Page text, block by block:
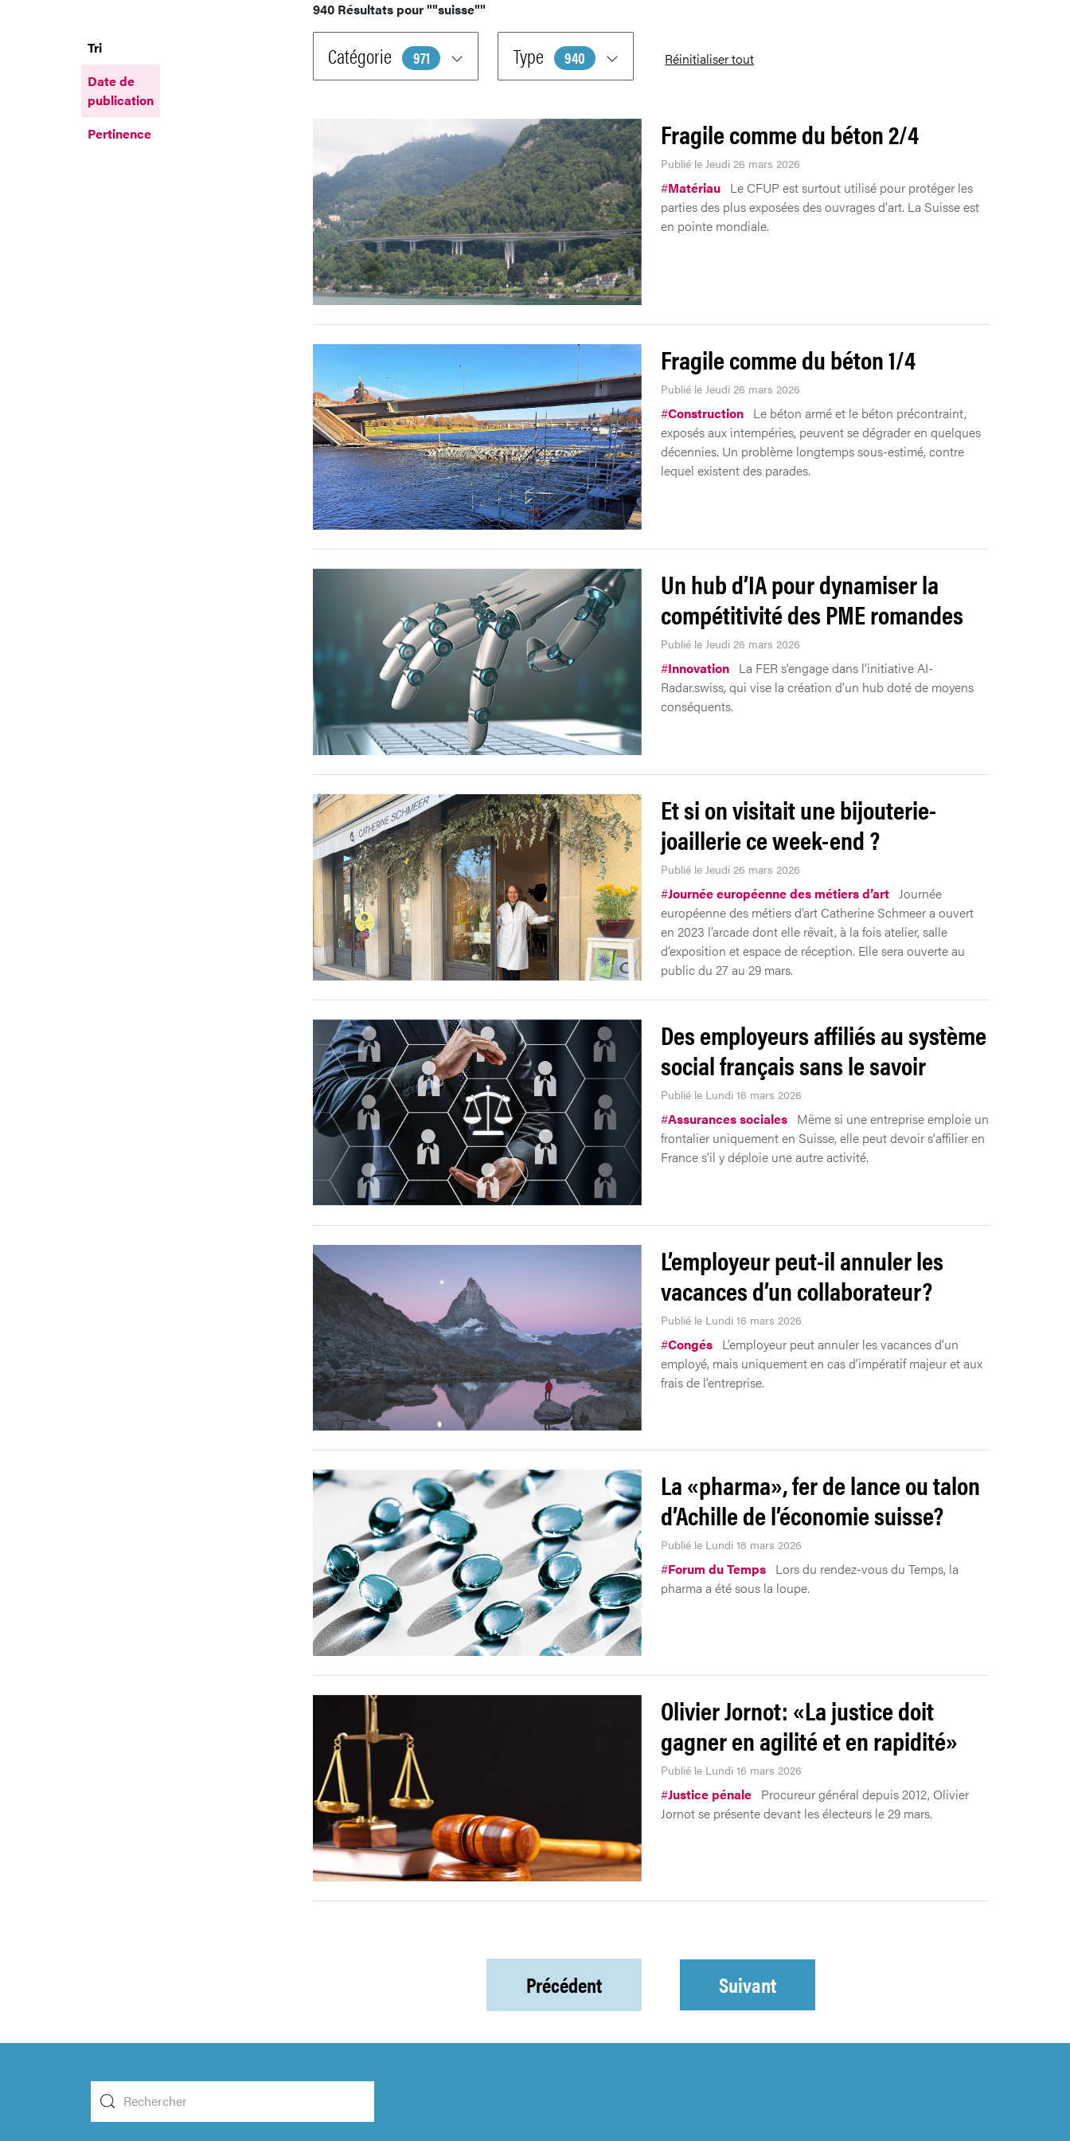
940 Résultats pour""suisse""
Tri
Date de
publication
Pertinence
Catégorie 971 Type 940 Réinitialiser tout
Fragile comme du béton 2/4
Publié le Jeudi 26 mars 2026
#Matériau Le CFUP est surtout utilisé pour protéger les
parties des plus exposées des ouvrages d'art. La Suisse est
en pointe mondiale.
Fragile comme du béton 1/4
Publié le Jeudi 26 mars 2026
#Construction Le béton armé et le béton précontraint,
exposés aux intempéries, peuvent se dégrader en quelques
décennies. Un problème longtemps sous-estimé, contre
lequel existent des parades.
Un hub d’IA pour dynamiser la
compétitivité des PME romandes
Publié le Jeudi 26 mars 2026
#Innovation La FER s’engage dans l’initiative AI-
Radar.swiss, qui vise la création d’un hub doté de moyens
conséquents.
Et si on visitait une bijouterie-
joaillerie ce week-end ?
Publié le Jeudi 26 mars 2026
#Journée européenne des métiers d’art Journée
européenne des métiers d’art Catherine Schmeer a ouvert
en 2023 l’arcade dont elle rêvait, à la fois atelier, salle
d’exposition et espace de réception. Elle sera ouverte au
public du 27 au 29 mars.
Des employeurs affiliés au système
social français sans le savoir
Publié le Lundi 16 mars 2026
#Assurances sociales Même si une entreprise emploie un
frontalier uniquement en Suisse, elle peut devoir s'affilier en
France s'il y déploie une autre activité.
L’employeur peut-il annuler les
vacances d’un collaborateur?
Publié le Lundi 16 mars 2026
#Congés L’employeur peut annuler les vacances d’un
employé, mais uniquement en cas d’impératif majeur et aux
frais de l’entreprise.
La «pharma», fer de lance ou talon
d’Achille de l’économie suisse?
Publié le Lundi 16 mars 2026
#Forum du Temps Lors du rendez-vous du Temps, la
pharma a été sous la loupe.
Olivier Jornot: «La justice doit
gagner en agilité et en rapidité»
Publié le Lundi 16 mars 2026
#Justice pénale Procureur général depuis 2012, Olivier
Jornot se présente devant les électeurs le 29 mars.
Précédent Suivant